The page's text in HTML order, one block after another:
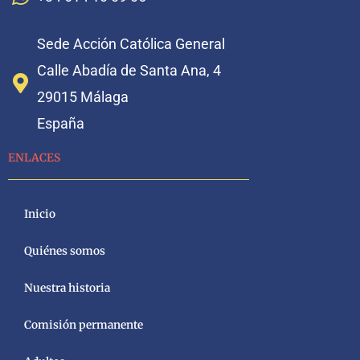
Sede Acción Católica General
Calle Abadía de Santa Ana, 4
29015 Málaga
España
ENLACES
Inicio
Quiénes somos
Nuestra historia
Comisión permanente